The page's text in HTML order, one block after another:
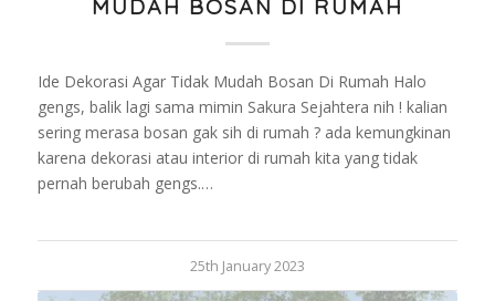
MUDAH BOSAN DI RUMAH
Ide Dekorasi Agar Tidak Mudah Bosan Di Rumah Halo
gengs, balik lagi sama mimin Sakura Sejahtera nih ! kalian
sering merasa bosan gak sih di rumah ? ada kemungkinan
karena dekorasi atau interior di rumah kita yang tidak
pernah berubah gengs.…
25th January 2023